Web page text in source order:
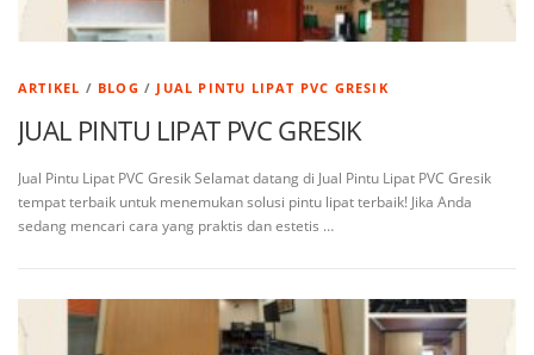
ARTIKEL / BLOG / JUAL PINTU LIPAT PVC GRESIK
JUAL PINTU LIPAT PVC GRESIK
Jual Pintu Lipat PVC Gresik Selamat datang di Jual Pintu Lipat PVC Gresik
tempat terbaik untuk menemukan solusi pintu lipat terbaik! Jika Anda
sedang mencari cara yang praktis dan estetis …